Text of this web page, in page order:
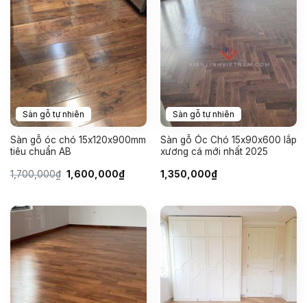
Sàn gỗ tự nhiên
Sàn gỗ óc chó 15x120x900mm
tiêu chuẩn AB
1,700,000₫ Giá
gốc
1,600,000₫Giá
hiện
1,600,000₫.
Sàn gỗ tự nhiên
Sàn gỗ Óc Chó 15x90x600 lắp
xương cá mới nhất 2025
1,350,000₫